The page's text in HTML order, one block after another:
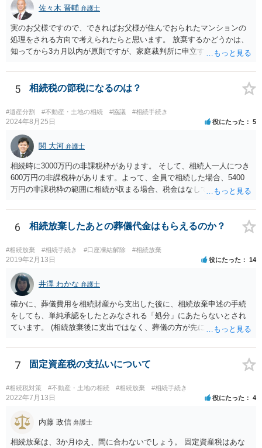
佐々木 晋輔 弁護士
実のお父様ですので、できればお父様が住んでおられたマンションの
処理をされる方向で考えられたらと思います。 放棄するかどうかは、
知ってから3カ月以内が原則ですが、家庭裁判所に申立すれば3カ月の
放棄するかどうか決めることができます。 銀行やサラ金が数年も放置
することはありませんので、数年後に借金が発見される可能性はほぼ
ありません。 なお、私が扱った相続放棄を検討していた案件で、期間
伸長して調査したところ、サラ金に対する過払金など相当な財産が見
つかったため相続したという事例がありました。
5 相続税の節税になるのは？
#遺産分割 #不動産・土地の相続 #協議 #相続手続き
2024年8月25日 役にたった 5
関 大河 弁護士
相続時に3000万円の非課税枠があります。 そして、相続人一人につき
600万円の非課税枠があります。よって、全員で相続した場合、5400
万円の非課税枠の範囲に相続が収まる場合、税金はなしです。 一人が
範囲となります。 一般的には、全員で相続する方が税金はお得です。
また、全員で相続しても、話し合いの結果、親がすべて相続と決める
こともできます。この場合でも相続の非課税枠は、全員で相続した540
0万円分使えます。 父が亡くなり、母が全部相続すると、母から三人
で相続する際は、4800万円が非課税枠となります。 そうすると、母が
亡くなってから相続すると、両親のどちらかが亡くなってから相続す
るより非課税の枠が減少します。 計画的に相続をするのがおすすめと
いうことになります。これ以外にも気をつける点はあるかもしれませ
んので、一度相談して想定するのがおすすめと思います。
6 相続放棄したあとの葬儀代金はもらえるのか？
#相続放棄 #相続手続き #口座凍結解除 #相続放棄
2019年2月13日 役にたった 14
井澤 わかな 弁護士
確かに、葬儀費用を相続財産から支出した後に、相続放棄申述の手続
をしても、単純承認をしたとみなされる「処分」にあたらないとされ
ています。 (相続放棄後に支出ではなく、葬儀の方が先に来るのが通常
述の手続ということだと思いますが) ただ、葬儀費用ならいくらでもよ
いということではなく、身分相応の、社会的儀式として当然認められ
る程度の金額に留まると考えた方がよいです。 もし、相続人の皆さん
に葬儀費用を支出する経済力がなく、質素な葬儀を行った費用であれ
ば相続財産から支出しても単純承認と認められない可能性が高いの
7 固定資産税の支払いについて
#相続税対策 #不動産・土地の相続 #相続放棄 #相続手続き
2022年7月13日 役にたった 4
内藤 政信 弁護士
相続放棄は、3か月ゆえ、間に合わないでしょう。 固定資産税はあな